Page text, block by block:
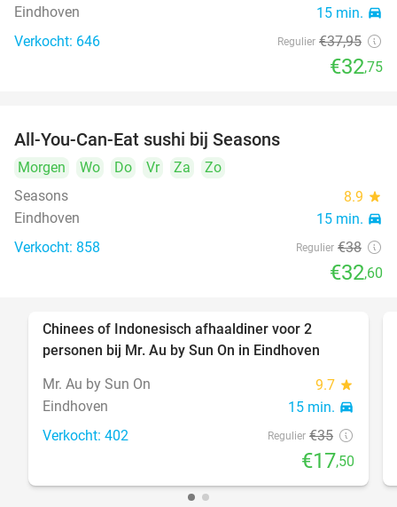
Eindhoven 15 min. directions_car
Verkocht: 646 Regulier €37,95
€32,75
All-You-Can-Eat sushi bij Seasons
Morgen Wo Do Vr Za
Zo
Seasons
8.9 star
Eindhoven 15 min. directions_car
Verkocht: 858 Regulier €38
€32,60
Chinees of Indonesisch afhaaldiner voor 2
personen bij Mr. Au by Sun On in Eindhoven
Mr. Au by Sun On
9.7 star
Eindhoven 15 min. directions_car
Verkocht: 402 Regulier €35
€17,50